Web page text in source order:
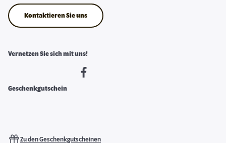
Kontaktieren Sie uns
Vernetzen Sie sich mit uns!
Geschenkgutschein
Zu den Geschenkgutscheinen